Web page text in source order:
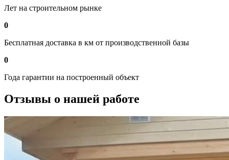
Лет на строительном рынке
0
Бесплатная доставка в км от производственной базы
0
Года гарантии на построенный объект
Отзывы о нашей работе